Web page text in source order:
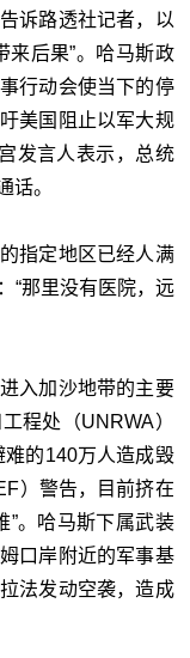
诉路透社记者，以
来后果”。哈马斯政
行动会使当下的停
美国阻止以军大规
发言人表示，总统
话。
指定地区已经人满
“那里没有医院，远
入加沙地带的主要
程处（UNRWA）
难的140万人造成毁
）警告，目前挤在
”。哈马斯下属武装
口岸附近的军事基
法发动空袭，造成